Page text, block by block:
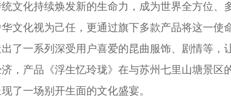
文化持续焕发新的生命力，成为世界全方位
文化视为己任，更通过旗下多款产品将这一
了一系列深受用户喜爱的昆曲服饰、剧情等
，产品《浮生忆玲珑》在与苏州七里山塘景
了一场别开生面的文化盛宴。